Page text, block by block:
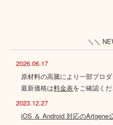
＼＼
2026.06.17
原材料の高騰により一部プロ
最新価格は料金表をご確認くだ
2023.12.27
iOS ＆ Android 対応のArtgene